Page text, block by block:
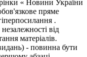
« Новини України
пряме
.
від
матеріалів.
- повинна бути